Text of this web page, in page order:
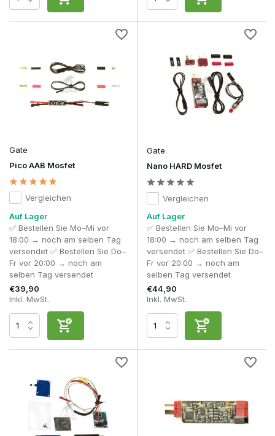
Gate
Pico AAB Mosfet
Vergleichen
Auf Lager
✅ Bestellen Sie Mo–Mi vor
18:00 → noch am selben Tag
versendet ✅ Bestellen Sie Do–
Fr vor 20:00 → noch am
selben Tag versendet
€39,90
Inkl. MwSt.
Gate
Nano HARD Mosfet
Vergleichen
Auf Lager
✅ Bestellen Sie Mo–Mi vor
18:00 → noch am selben Tag
versendet ✅ Bestellen Sie Do–
Fr vor 20:00 → noch am
selben Tag versendet
€44,90
Inkl. MwSt.